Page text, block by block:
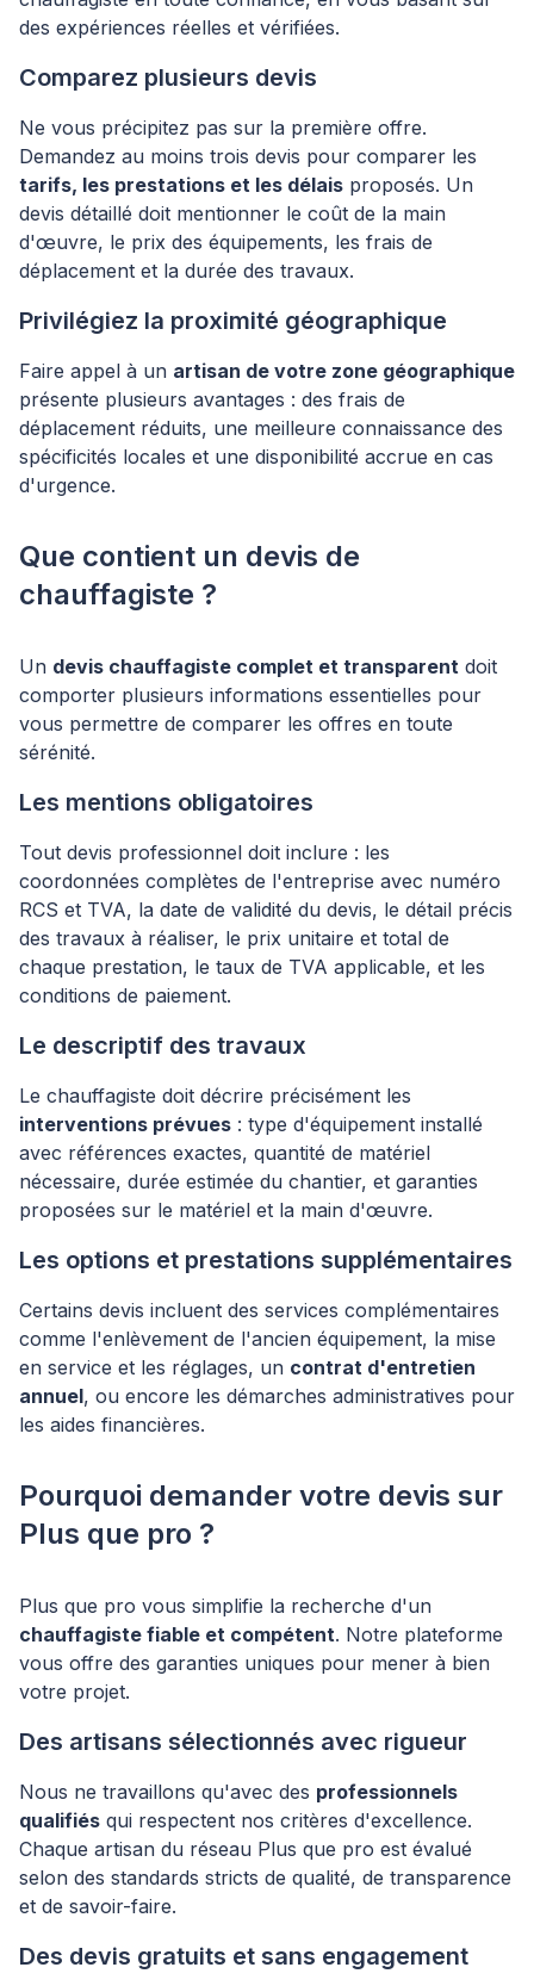
des expériences réelles et vérifiées.
Comparez plusieurs devis
Ne vous précipitez pas sur la première offre.
Demandez au moins trois devis pour comparer les
tarifs, les prestations et les délais proposés. Un
devis détaillé doit mentionner le coût de la main
d'œuvre, le prix des équipements, les frais de
déplacement et la durée des travaux.
Privilégiez la proximité géographique
Faire appel à un artisan de votre zone géographique
présente plusieurs avantages : des frais de
déplacement réduits, une meilleure connaissance des
spécificités locales et une disponibilité accrue en cas
d'urgence.
Que contient un devis de
chauffagiste ?
Un devis chauffagiste complet et transparent doit
comporter plusieurs informations essentielles pour
vous permettre de comparer les offres en toute
sérénité.
Les mentions obligatoires
Tout devis professionnel doit inclure : les
coordonnées complètes de l'entreprise avec numéro
RCS et TVA, la date de validité du devis, le détail précis
des travaux à réaliser, le prix unitaire et total de
chaque prestation, le taux de TVA applicable, et les
conditions de paiement.
Le descriptif des travaux
Le chauffagiste doit décrire précisément les
interventions prévues : type d'équipement installé
avec références exactes, quantité de matériel
nécessaire, durée estimée du chantier, et garanties
proposées sur le matériel et la main d'œuvre.
Les options et prestations supplémentaires
Certains devis incluent des services complémentaires
comme l'enlèvement de l'ancien équipement, la mise
en service et les réglages, un contrat d'entretien
annuel, ou encore les démarches administratives pour
les aides financières.
Pourquoi demander votre devis sur
Plus que pro ?
Plus que pro vous simplifie la recherche d'un
chauffagiste fiable et compétent. Notre plateforme
vous offre des garanties uniques pour mener à bien
votre projet.
Des artisans sélectionnés avec rigueur
Nous ne travaillons qu'avec des professionnels
qualifiés qui respectent nos critères d'excellence.
Chaque artisan du réseau Plus que pro est évalué
selon des standards stricts de qualité, de transparence
et de savoir-faire.
Des devis gratuits et sans engagement